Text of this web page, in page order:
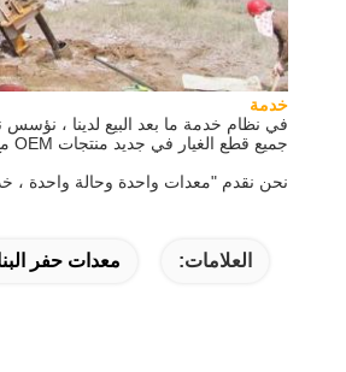
خدمة
جميع قطع الغيار في جديد منتجات OEM مع تعليمات التثبيت وقائمة التعبئة وتعليمات الشركة المصنعة والمؤهلات وشهادة الضمان.
نحن نقدم "معدات واحدة وحالة واحدة ،
العلامات: معدات حفر